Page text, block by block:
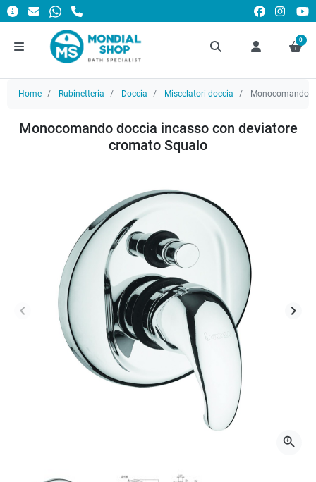
0
Home Rubinetteria Doccia Miscelatori doccia Monocomando
Monocomando doccia incasso con deviatore
cromato Squalo
Precedente
keyboard_arrow_left keyboard_arrow_right
zoom_in